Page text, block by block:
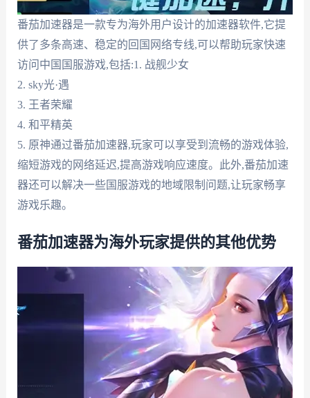
番茄加速器是一款专为海外用户设计的加速器软件,它提
供了多条高速、稳定的回国网络专线,可以帮助玩家快速
访问中国国服游戏,包括:1. 战舰少女
2. sky光·遇
3. 王者荣耀
4. 和平精英
5. 原神通过番茄加速器,玩家可以享受到流畅的游戏体验,
缩短游戏的网络延迟,提高游戏响应速度。此外,番茄加速
器还可以解决一些国服游戏的地域限制问题,让玩家畅享
游戏乐趣。
番茄加速器为海外玩家提供的其他优势